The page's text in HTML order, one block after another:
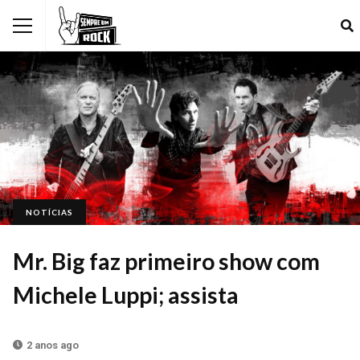
NOTÍCIAS
Mr. Big faz primeiro show com
Michele Luppi; assista
2 anos ago